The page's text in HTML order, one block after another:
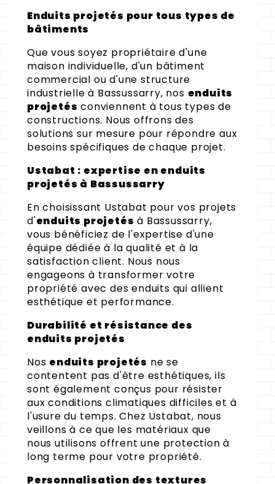
Enduits projetés pour tous types de
bâtiments
Que vous soyez propriétaire d'une
maison individuelle, d'un bâtiment
commercial ou d'une structure
industrielle à Bassussarry, nos enduits
projetés conviennent à tous types de
constructions. Nous offrons des
solutions sur mesure pour répondre aux
besoins spécifiques de chaque projet.
Ustabat : expertise en enduits
projetés à Bassussarry
En choisissant Ustabat pour vos projets
d'enduits projetés à Bassussarry,
vous bénéficiez de l'expertise d'une
équipe dédiée à la qualité et à la
satisfaction client. Nous nous
engageons à transformer votre
propriété avec des enduits qui allient
esthétique et performance.
Durabilité et résistance des
enduits projetés
Nos enduits projetés ne se
contentent pas d'être esthétiques, ils
sont également conçus pour résister
aux conditions climatiques difficiles et à
l'usure du temps. Chez Ustabat, nous
veillons à ce que les matériaux que
nous utilisons offrent une protection à
long terme pour votre propriété.
Personnalisation des textures